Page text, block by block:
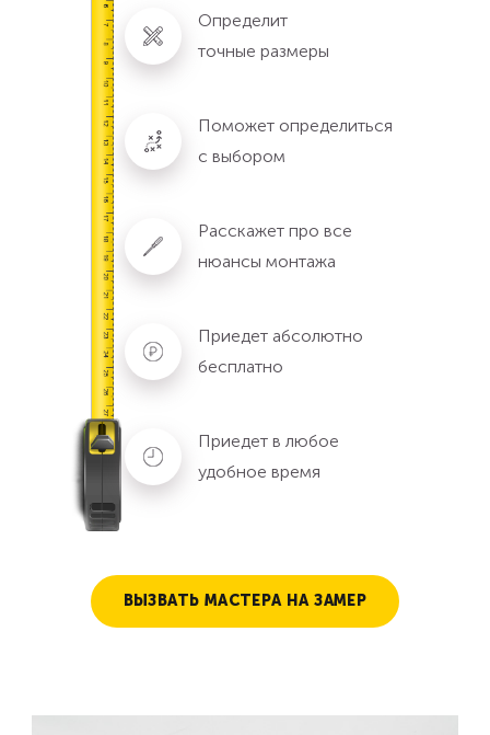
Определит
точные размеры
Поможет определиться
с выбором
Расскажет про все
нюансы монтажа
Приедет абсолютно
бесплатно
Приедет в любое
удобное время
ВЫЗВАТЬ МАСТЕРА НА ЗАМЕР